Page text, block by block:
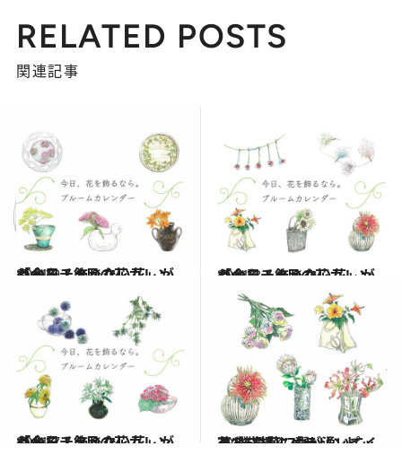
RELATED POSTS
関連記事
2021.9.1
「今日、飾りたい花」がわかる！ 9月の花カレンダーをチェック
ライフスタイル 2021.8.1
「今日、飾りたい花」がわかる！ 8月の花カレンダーをチェック
ライフスタイル
2021.7.1
「今日、飾りたい花」がわかる！ 7月の花カレンダーをチェック
ライフスタイル 2021.8.31
花と一緒にパラリンピックを応援！ 力が湧いてくる“勝負花”7選
ライフスタイル